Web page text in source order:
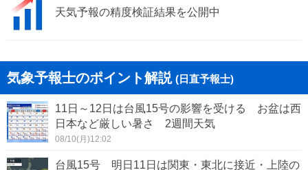
天気予報の精度検証結果を公開中
気象予報士のポイント解説 (日直予報士)
11日～12日は台風15号の影響を受ける お盆は西
日本など厳しい暑さ 2週間天気
08/10(月)12:02
台風15号 明日11日は関東・東北に接近・上陸の